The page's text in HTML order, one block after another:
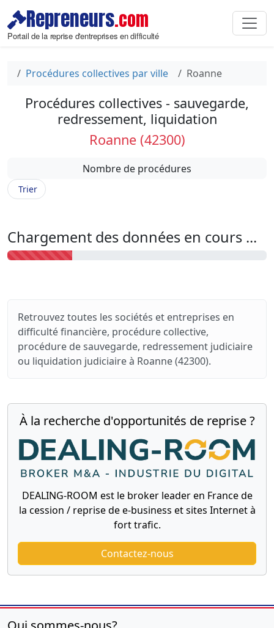
Repreneurs.com
Portail de la reprise d'entreprises en difficulté
Procédures collectives par ville Roanne
Procédures collectives - sauvegarde,
redressement, liquidation
Roanne (42300)
Nombre de procédures
Trier
Chargement des données en cours ...
Retrouvez toutes les sociétés et entreprises en
difficulté financière, procédure collective,
procédure de sauvegarde, redressement judiciaire
ou liquidation judiciaire à Roanne (42300).
À la recherche d'opportunités de reprise ?
DEALING-ROOM est le broker leader en France de
la cession / reprise de e-business et sites Internet à
fort trafic.
Contactez-nous